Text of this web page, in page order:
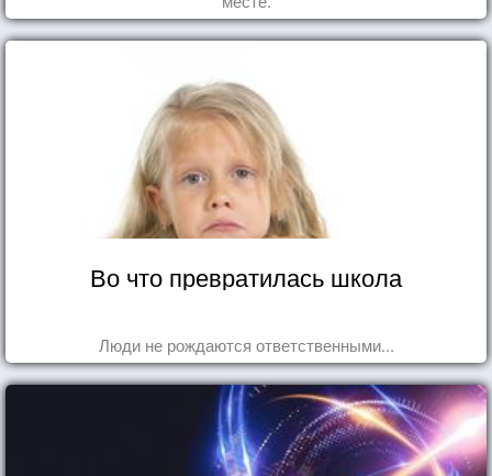
Во что превратилась школа
Люди не рождаются ответственными...